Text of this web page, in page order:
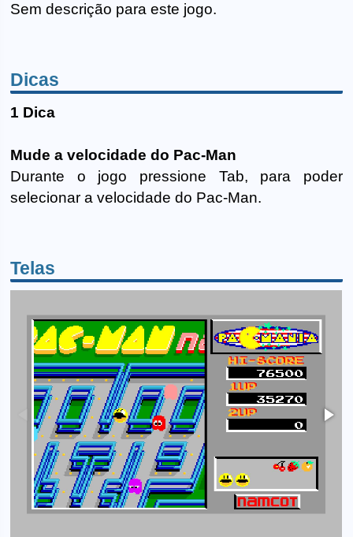
Sem descrição para este jogo.
Dicas
1 Dica
Mude a velocidade do Pac-Man
Durante o jogo pressione Tab, para poder
selecionar a velocidade do Pac-Man.
Telas